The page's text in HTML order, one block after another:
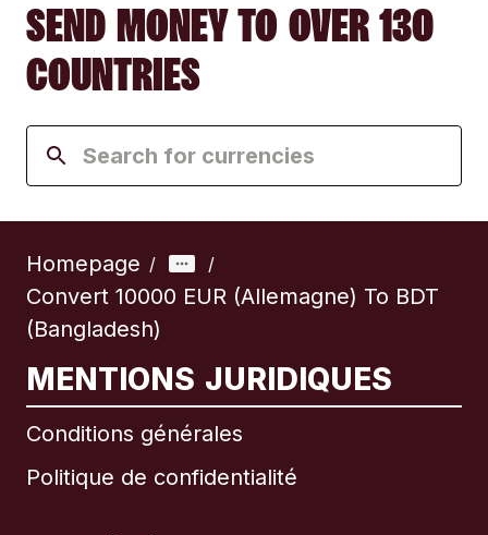
SEND MONEY TO OVER 130
COUNTRIES
Homepage / /
Convert 10000 EUR (Allemagne) To BDT
(Bangladesh)
MENTIONS JURIDIQUES
Conditions générales
Politique de confidentialité